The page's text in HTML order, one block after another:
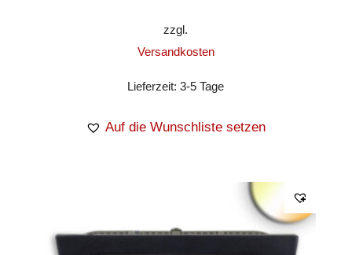
zzgl.
Versandkosten
Lieferzeit:3-5 Tage
Auf die Wunschliste setzen